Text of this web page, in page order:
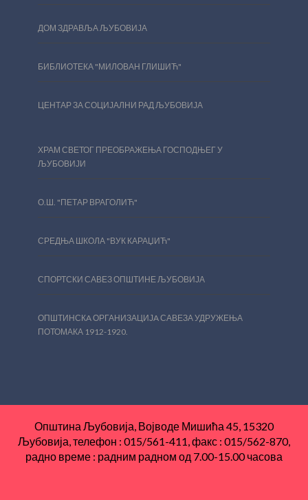
ДОМ ЗДРАВЉА ЉУБОВИЈА
БИБЛИОТЕКА "МИЛОВАН ГЛИШИЋ"
ЦЕНТАР ЗА СОЦИЈАЛНИ РАД ЉУБОВИЈА
ХРАМ СВЕТОГ ПРЕОБРАЖЕЊА ГОСПОДЊЕГ У
ЉУБОВИЈИ
О.Ш. "ПЕТАР ВРАГОЛИЋ"
СРЕДЊА ШКОЛА "ВУК КАРАЏИЋ"
СПОРТСКИ САВЕЗ ОПШТИНЕ ЉУБОВИЈА
ОПШТИНСКA ОРГАНИЗАЦИЈA САВЕЗА УДРУЖЕЊА
ПОТОМАКА 1912-1920.
Општина Љубовија, Војводе Мишића 45, 15320
Љубовија, телефон : 015/561-411, факс : 015/562-870,
радно време : радним радном од 7.00-15.00 часова